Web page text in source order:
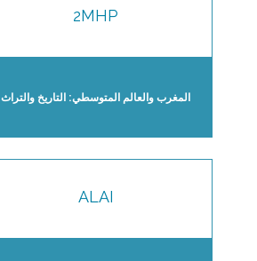
2MHP
المغرب والعالم المتوسطي: التاريخ والتراث
ALAI